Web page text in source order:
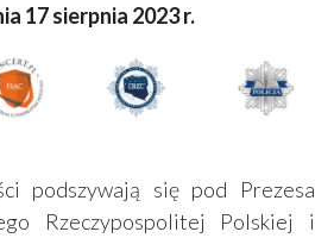
17 sierpnia 2023 r.
podszywają się pod Prezesa
Rzeczypospolitej Polskiej i